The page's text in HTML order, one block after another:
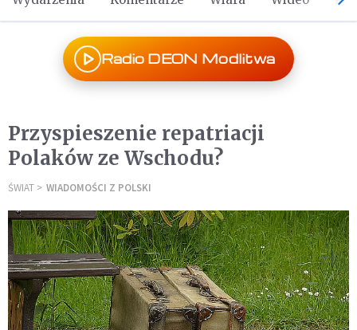
Radio DEON Modlitwa
Przyspieszenie repatriacji
Polaków ze Wschodu?
ŚWIAT WIADOMOŚCI Z POLSKI